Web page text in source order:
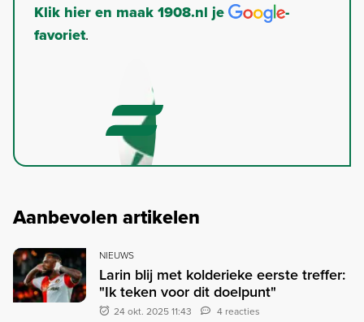
Klik hier en maak 1908.nl je
-
favoriet.
Aanbevolen artikelen
NIEUWS
Larin blij met kolderieke eerste treffer:
"Ik teken voor dit doelpunt"
24 okt. 2025 11:43 4 reacties